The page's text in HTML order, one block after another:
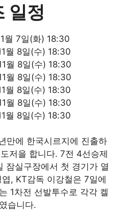
일정
월 7일(화) 18:30
월 8일(수) 18:30
월 8일(수) 18:30
월 8일(수) 18:30
월 8일(수) 18:30
월 8일(수) 18:30
월 8일(수) 18:30
만에 한국시르지에 진출하
저을 합니다. 7전 4선승제
잠실구장에서 첫 경기가 열
, KT감독 이강철은 7일에
1차전 선발투수로 각각 켈
습니다.